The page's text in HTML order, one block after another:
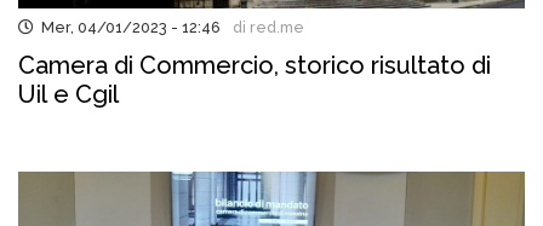
Mer, 04/01/2023 - 12:46 di red.me
Camera di Commercio, storico risultato di
Uil e Cgil